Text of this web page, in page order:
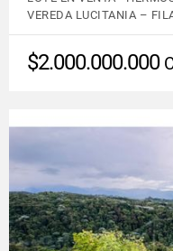
VEREDA LUCITANIA –
$2.000.000.000